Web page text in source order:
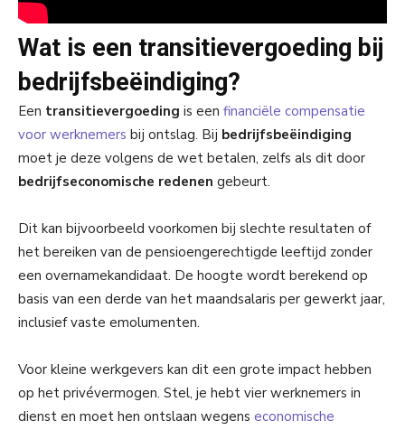
Wat is een transitievergoeding bij
bedrijfsbeëindiging?
Een transitievergoeding is een financiële compensatie
voor werknemers bij ontslag. Bij bedrijfsbeëindiging
moet je deze volgens de wet betalen, zelfs als dit door
bedrijfseconomische redenen gebeurt.
Dit kan bijvoorbeeld voorkomen bij slechte resultaten of
het bereiken van de pensioengerechtigde leeftijd zonder
een overnamekandidaat. De hoogte wordt berekend op
basis van een derde van het maandsalaris per gewerkt jaar,
inclusief vaste emolumenten.
Voor kleine werkgevers kan dit een grote impact hebben
op het privévermogen. Stel, je hebt vier werknemers in
dienst en moet hen ontslaan wegens economische